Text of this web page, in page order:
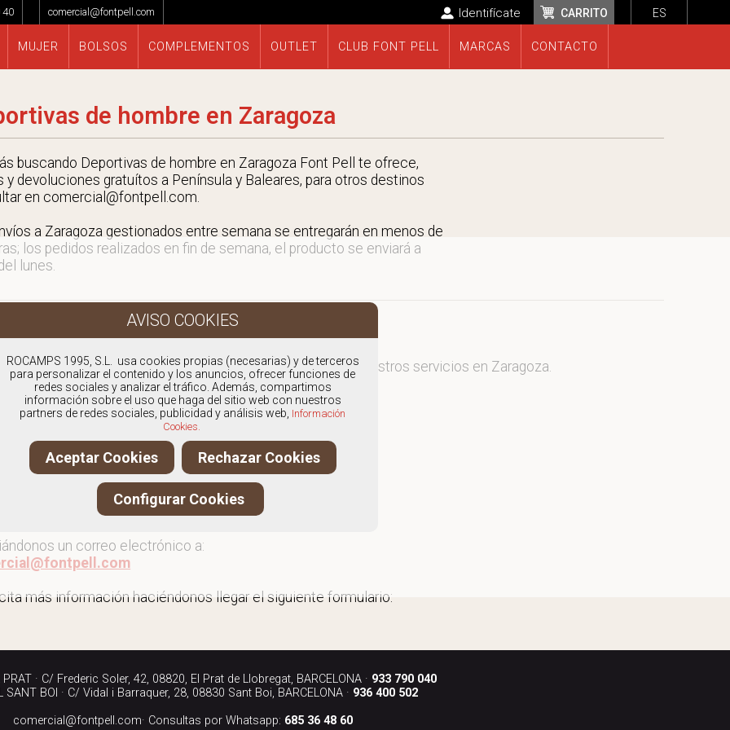
ES
40 comercial@fontpell.com CARRITO
Identifícate
MUJER BOLSOS COMPLEMENTOS OUTLET CLUB FONT PELL MARCAS CONTACTO
de hombre en Zaragoza
buscando Deportivas de hombre en Zaragoza Font Pell te ofrece,
y devoluciones gratuítos a Península y Baleares, para otros destinos
en comercial@fontpell.com.
a Zaragoza gestionados entre semana se entregarán en menos de
los pedidos realizados en fin de semana, el producto se enviará a
lunes.
especialistas en Deportivas de hombre, y ofrecemos nuestros servicios en Zaragoza.
más deportivas de hombre
más información llamándonos a los teléfonos:
040
un correo electrónico a:
más información haciéndonos llegar el siguiente formulario:
PRAT · C/ Frederic Soler, 42, 08820, El Prat de Llobregat, BARCELONA · 933 790 040
SANT BOI · C/ Vidal i Barraquer, 28, 08830 Sant Boi, BARCELONA · 936 400 502
comercial@fontpell.com· Consultas por Whatsapp: 685 36 48 60
ROCAMPS 1995, S.L. usa cookies propias (necesarias) y de terceros
para personalizar el contenido y los anuncios, ofrecer funciones de
redes sociales y analizar el tráfico. Además, compartimos
información sobre el uso que haga del sitio web con nuestros
partners de redes sociales, publicidad y análisis web, Información
Cookies.
Aceptar Cookies Rechazar Cookies
Configurar Cookies